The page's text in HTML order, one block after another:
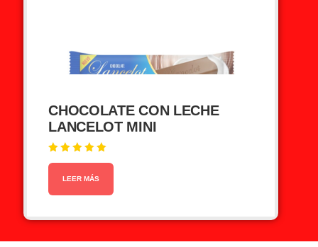
CHOCOLATE CON LECHE
LANCELOT MINI
Valorado en
LEER MÁS